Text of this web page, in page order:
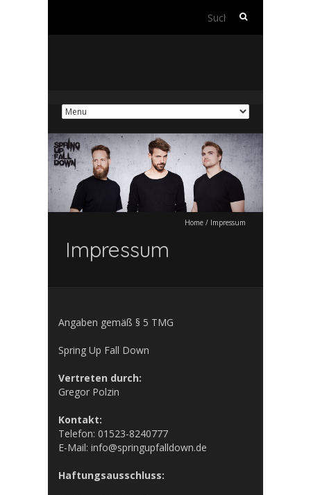
Suchen
Home / Impressum
Impressum
Angaben gemäß § 5 TMG
Spring Up Fall Down
Vertreten durch:
Gregor Polzin
Kontakt:
Telefon: 01523-8240777
E-Mail: info@springupfalldown.de
Haftungsausschluss: